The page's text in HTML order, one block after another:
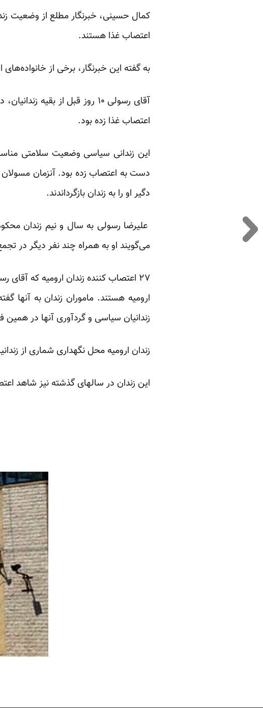
اعتصاب غذا هستند.
به گفته این خبرنگار، برخی از
آقای رسولی ۱۰ روز قبل از
اعتصاب غذا زده بود.
این زندانی سیاسی وضعیت سلامتی
دست به اعتصاب زده بود. آنزمان مسولان
دگیر او را به زندان بازگرداندند.
علیرضا رسولی به سال و نیم زندان
می‌گویند او به همراه چند نفر دیگر در
ارومیه هستند. ماموران زندان به آنها
زندانیان سیاسی و گردآوری آنها در
زندان ارومیه محل نگهداری شماری از
این زندان در سالهای گذشته نیز شاهد